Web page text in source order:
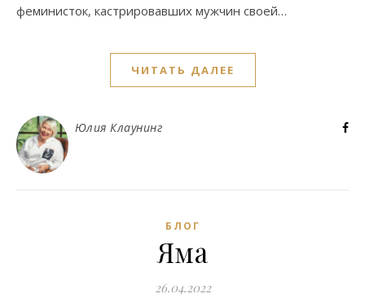
феминисток, кастрировавших мужчин своей…
ЧИТАТЬ ДАЛЕЕ
Юлия Клаунинг
БЛОГ
Яма
26.04.2022